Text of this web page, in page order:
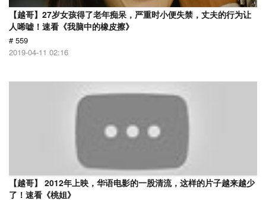
【越哥】27岁女孩得了老年痴呆，严重时小便失禁，丈夫的行为让
人唏嘘！速看《我脑中的橡皮擦》
# 559
2019-04-11 02:16
【越哥】 2012年上映，华语电影的一股清流，这样的片子越来越少
了！速看《桃姐》